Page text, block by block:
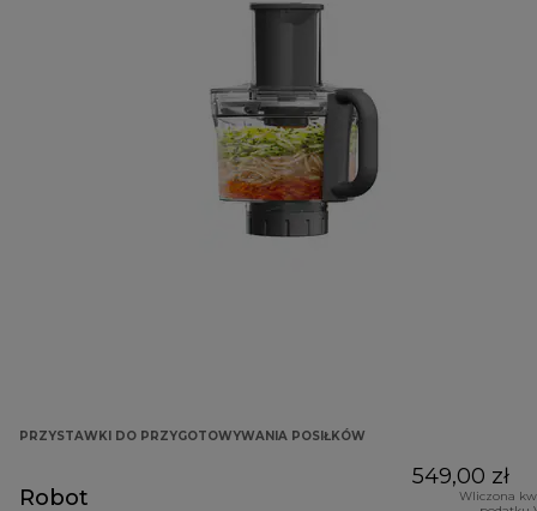
PRZYSTAWKI DO PRZYGOTOWYWANIA POSIŁKÓW
Robot
549,00 zł
Wliczona